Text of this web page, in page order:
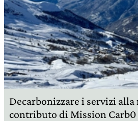
Decarbonizzare i servizi
contributo di Mission Carb0